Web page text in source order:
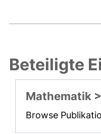
Beteiligte
Mathematik
Browse